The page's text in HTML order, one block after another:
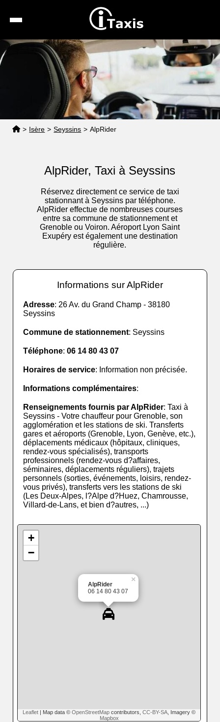
Recherche
Calcul de tarif
Taxis conventionnés
Espace pro
> Isère > Seyssins > AlpRider
AlpRider, Taxi à Seyssins
Réservez directement ce service de taxi
stationnant à Seyssins par téléphone.
AlpRider effectue de nombreuses courses
entre sa commune de stationnement et
Grenoble ou Voiron. Aéroport Lyon Saint
Exupéry est également une destination
régulière.
Informations sur AlpRider
Adresse: 26 Av. du Grand Champ - 38180
Seyssins
Commune de stationnement: Seyssins
Téléphone:06 14 80 43 07
Horaires de service: Information non précisée.
Informations complémentaires:
Renseignements fournis par AlpRider: Taxi à
Seyssins - Votre chauffeur pour Grenoble, son
agglomération et les stations de ski. Transferts
gares et aéroports (Grenoble, Lyon, Genève, etc.),
déplacements médicaux (hôpitaux, cliniques,
rendez-vous spécialisés), transports
professionnels (rendez-vous d?affaires,
séminaires, déplacements réguliers), trajets
personnels (sorties, événements, loisirs, rendez-
vous privés), transferts vers les stations de ski
(Les Deux-Alpes, l?Alpe d?Huez, Chamrousse,
Villard-de-Lans, et bien d?autres, ...)
AlpRider
06 14 80 43 07
×
+
−
Leaflet | Map data © OpenStreetMap contributors, CC-BY-SA , Imagery ©
Mapbox